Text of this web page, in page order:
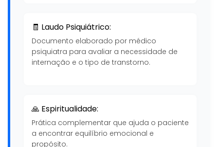
🧾 Laudo Psiquiátrico:
Documento elaborado por médico
psiquiatra para avaliar a necessidade de
internação e o tipo de transtorno.
🙏 Espiritualidade:
Prática complementar que ajuda o paciente
a encontrar equilíbrio emocional e
propósito.